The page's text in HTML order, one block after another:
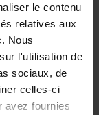
le contenu
relatives aux
Nous
l'utilisation de
sociaux, de
celles-ci
avez fournies
Building
Carolien Boom
200